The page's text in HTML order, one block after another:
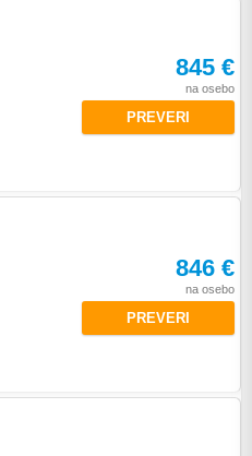
845 €
na osebo
PREVERI
846 €
na osebo
PREVERI